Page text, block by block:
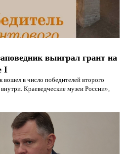
выиграл грант на
I
вошел в число победителей второго
Краеведческие музеи России»,